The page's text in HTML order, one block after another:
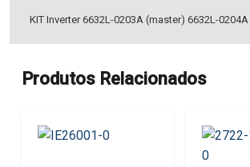
KIT Inverter 6632L-0203A (master) 6632L-
Produtos Relacionados